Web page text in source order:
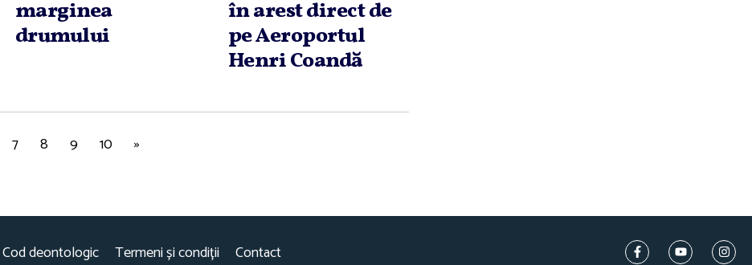
marginea
drumului
în arest direct de
pe Aeroportul
Henri Coandă
7 8 9 10 »
Cod deontologic Termeni și condiții Contact